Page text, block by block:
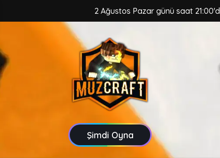
2 Ağustos Pazar günü saat
Şimdi Oyna